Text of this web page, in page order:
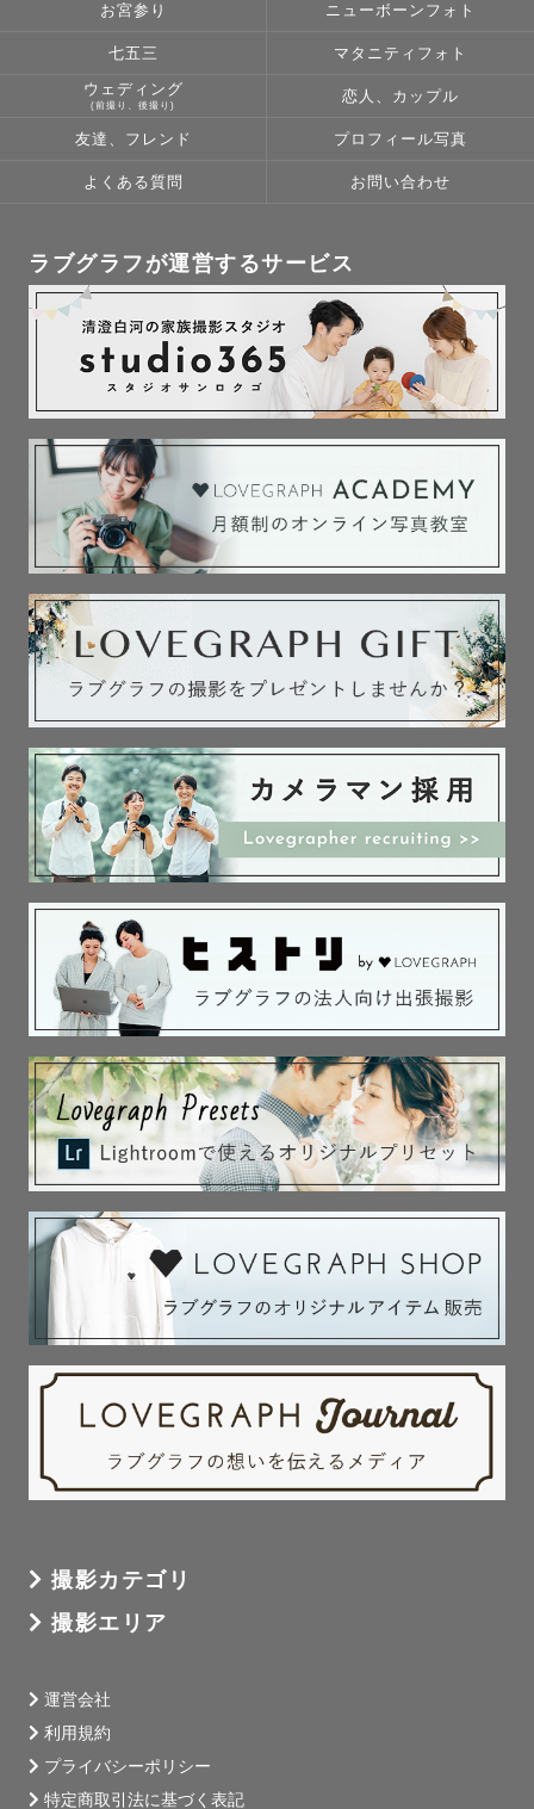
お宮参り ニューボーンフォト
七五三 マタニティフォト
ウェディング
(前撮り、後撮り)
恋人、カップル
友達、フレンド プロフィール写真
よくある質問 お問い合わせ
ラブグラフが運営するサービス
撮影カテゴリ
撮影エリア
運営会社
利用規約
プライバシーポリシー
特定商取引法に基づく表記